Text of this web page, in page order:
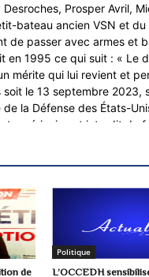
Desroches, Prosper Avril,
bateau ancien VSN et
de passer avec armes et
en 1995 ce qui suit : « Le
mérite qui lui revient et
soit le 13 septembre 2023,
de la Défense des États-
américain est interdit de
du département
des propres fonds
des autorités
7 mois d'Aristide au
dans la bonne
pour le peuple.----
de Jean-Bertrand Aristide
de
Politique
L’OCCEDH